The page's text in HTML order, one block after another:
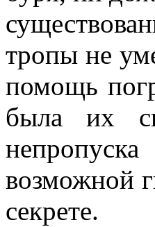
тропы не
помощь
была их
возможной
секрете.